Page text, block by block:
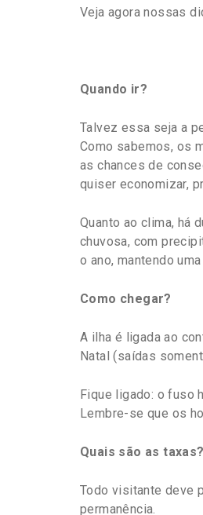
Veja agora nossas
Quando ir?
Talvez essa seja a
Como sabemos, os
as chances de
quiser economizar,
Quanto ao clima, há
chuvosa, com
o ano, mantendo
Como chegar?
A ilha é ligada ao
Natal (saídas
Fique ligado: o fuso
Lembre-se que os
Quais são as taxas?
Todo visitante deve
permanência.